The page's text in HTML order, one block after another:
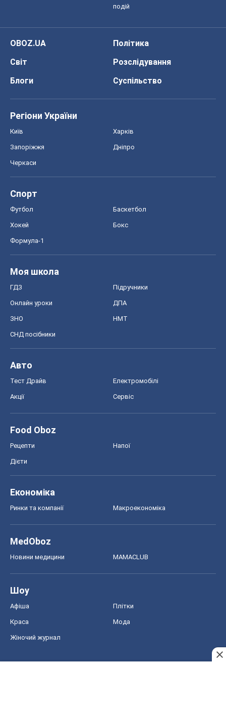
подій
OBOZ.UA
Політика
Світ
Розслідування
Блоги
Суспільство
Регіони України
Київ Харків
Запоріжжя Дніпро
Черкаси
Спорт
Футбол Баскетбол
Хокей Бокс
Формула-1
Моя школа
ГДЗ Підручники
Онлайн уроки ДПА
ЗНО НМТ
СНД посібники
Авто
Тест Драйв Електромобілі
Акції Сервіс
Food Oboz
Рецепти Напої
Дієти
Економіка
Ринки та компанії Макроекономіка
MedOboz
Новини медицини MAMACLUB
Шоу
Афіша Плітки
Краса Мода
Жіночий журнал